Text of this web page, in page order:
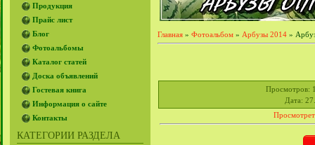
Продукция
Прайс лист
Блог
Фотоальбомы
Каталог статей
Доска объявлений
Гостевая книга
Информация о сайте
Контакты
КАТЕГОРИИ РАЗДЕЛА
Главная » Фотоальбом » Арбузы 2014 »
Просмотров:
Дата: